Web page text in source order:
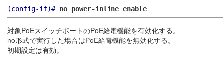
(config-if)# no power-inline enable
対象PoEスイッチポートのPoE給電機能を有効化する。
no形式で実行した場合はPoE給電機能を無効化する。
初期設定は有効。